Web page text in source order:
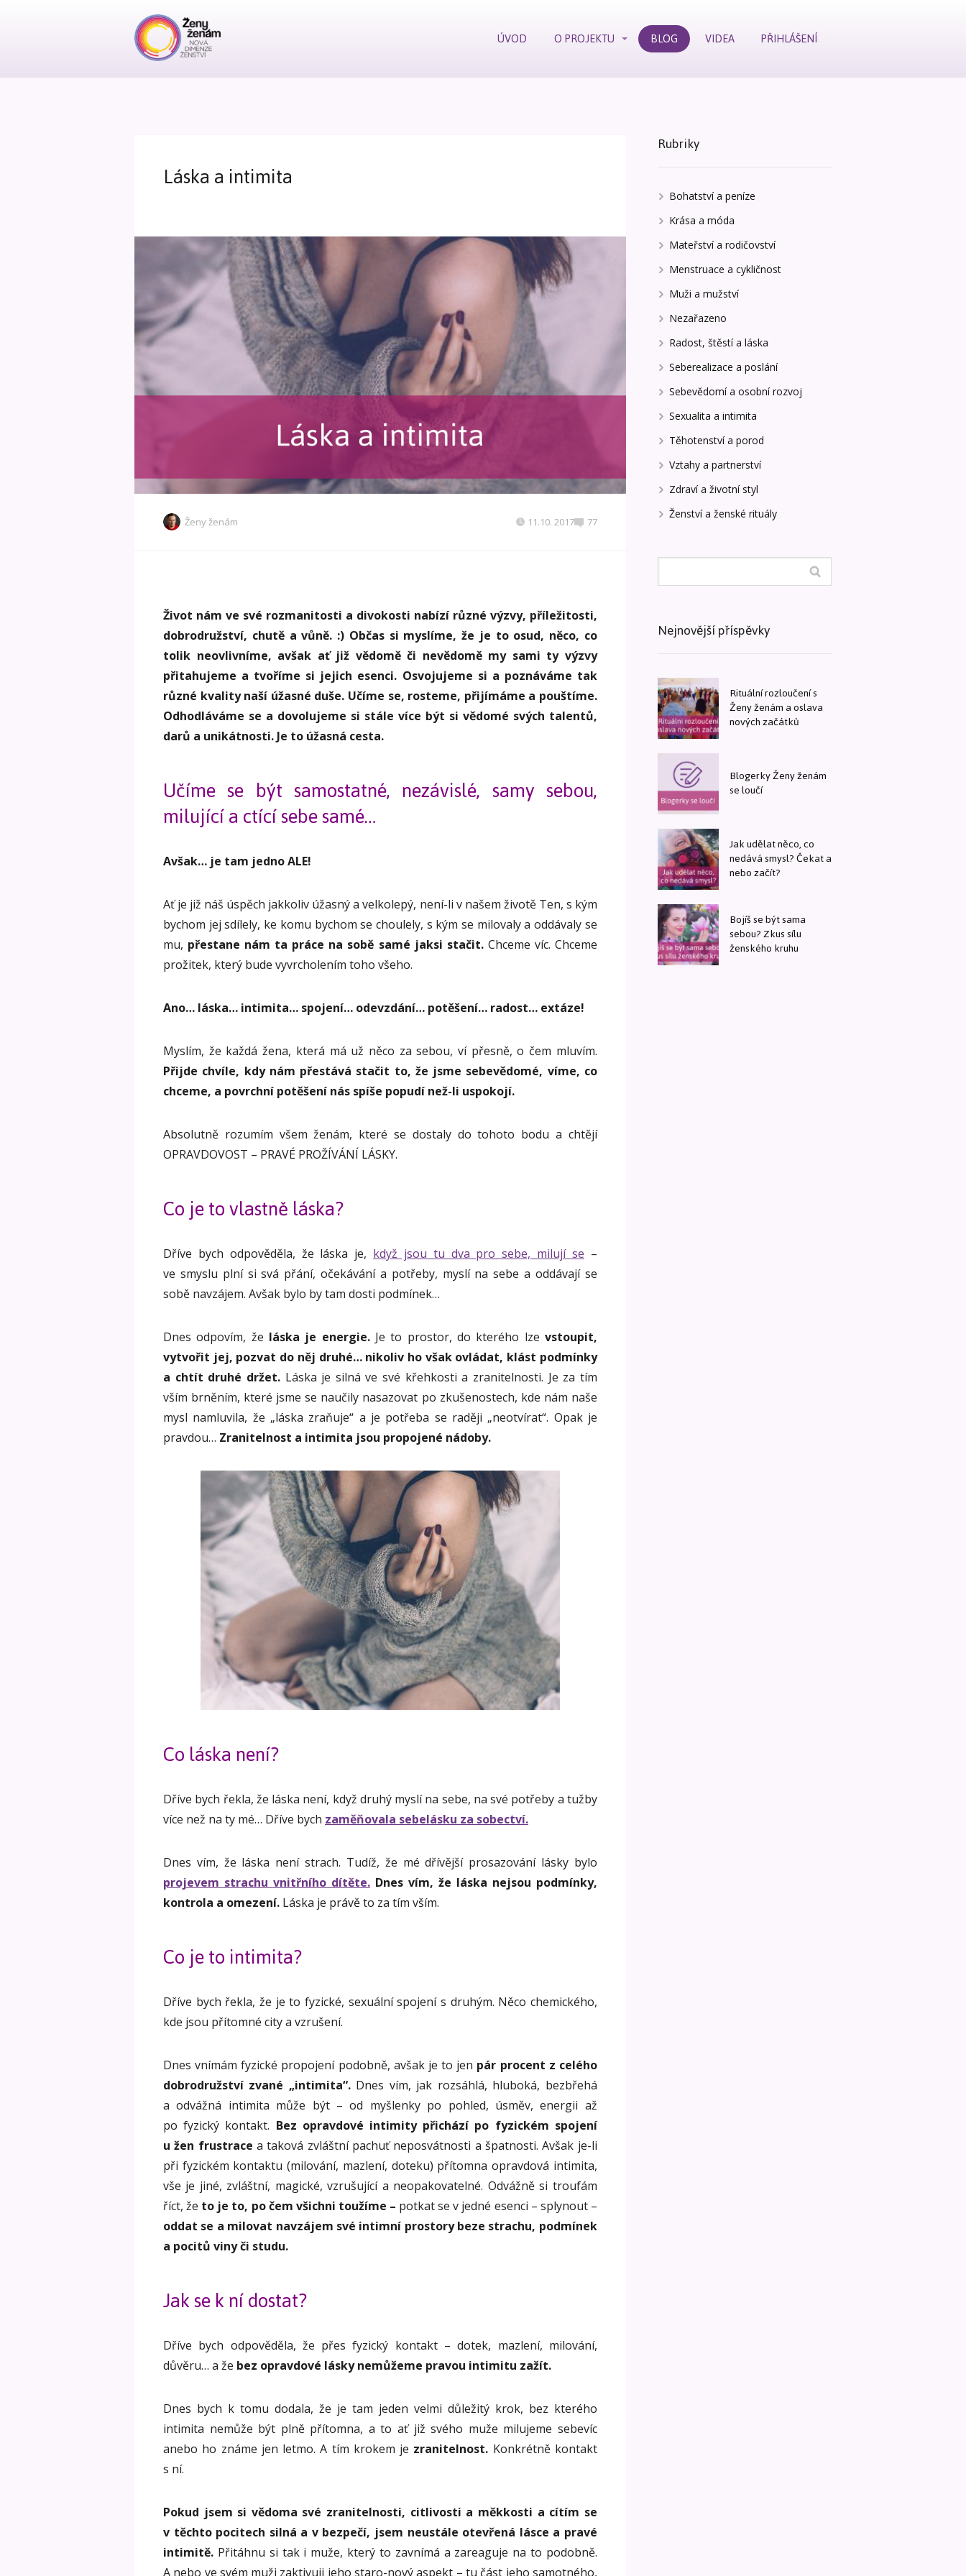
ÚVOD O PROJEKTU BLOG VIDEA PŘIHLÁŠENÍ
Láska a intimita
Ženy ženám 11.10. 2017 77
Život nám ve své rozmanitosti a divokosti nabízí různé výzvy, příležitosti,
dobrodružství, chutě a vůně. :) Občas si myslíme, že je to osud, něco, co
tolik neovlivníme, avšak ať již vědomě či nevědomě my sami ty výzvy
přitahujeme a tvoříme si jejich esenci. Osvojujeme si a poznáváme tak
různé kvality naší úžasné duše. Učíme se, rosteme, přijímáme a pouštíme.
Odhodláváme se a dovolujeme si stále více být si vědomé svých talentů,
darů a unikátnosti. Je to úžasná cesta.
Učíme se být samostatné, nezávislé, samy sebou,
milující a ctící sebe samé…
Avšak… je tam jedno ALE!
Ať je již náš úspěch jakkoliv úžasný a velkolepý, není-li v našem životě Ten, s kým
bychom jej sdílely, ke komu bychom se choulely, s kým se milovaly a oddávaly se
mu, přestane nám ta práce na sobě samé jaksi stačit.Chceme víc. Chceme
prožitek, který bude vyvrcholením toho všeho.
Ano… láska… intimita… spojení… odevzdání… potěšení… radost… extáze!
Myslím, že každá žena, která má už něco za sebou, ví přesně, o čem mluvím.
Přijde chvíle, kdy nám přestává stačit to, že jsme sebevědomé, víme, co
chceme, a povrchní potěšení nás spíše popudí než-li uspokojí.
Absolutně rozumím všem ženám, které se dostaly do tohoto bodu a chtějí
OPRAVDOVOST – PRAVÉ PROŽÍVÁNÍ LÁSKY.
Co je to vlastně láska?
Dříve bych odpověděla, že láska je, když jsou tu dva pro sebe, milují se –
ve smyslu plní si svá přání, očekávání a potřeby, myslí na sebe a oddávají se
sobě navzájem. Avšak bylo by tam dosti podmínek…
Dnes odpovím, že láska je energie.Je to prostor, do kterého lze vstoupit,
vytvořit jej, pozvat do něj druhé… nikoliv ho však ovládat, klást podmínky
a chtít druhé držet.Láska je silná ve své křehkosti a zranitelnosti. Je za tím
vším brněním, které jsme se naučily nasazovat po zkušenostech, kde nám naše
mysl namluvila, že „láska zraňuje“ a je potřeba se raději „neotvírat“. Opak je
pravdou… Zranitelnost a intimita jsou propojené nádoby.
Co láska není?
Dříve bych řekla, že láska není, když druhý myslí na sebe, na své potřeby a tužby
více než na ty mé… Dříve bych zaměňovala sebelásku za sobectví.
Dnes vím, že láska není strach. Tudíž, že mé dřívější prosazování lásky bylo
projevem strachu vnitřního dítěte. Dnes vím, že láska nejsou podmínky,
kontrola a omezení. Láska je právě to za tím vším.
Co je to intimita?
Dříve bych řekla, že je to fyzické, sexuální spojení s druhým. Něco chemického,
kde jsou přítomné city a vzrušení.
Dnes vnímám fyzické propojení podobně, avšak je to jen pár procent z celého
dobrodružství zvané „intimita“.Dnes vím, jak rozsáhlá, hluboká, bezbřehá
a odvážná intimita může být – od myšlenky po pohled, úsměv, energii až
po fyzický kontakt. Bez opravdové intimity přichází po fyzickém spojení
u žen frustrace a taková zvláštní pachuť neposvátnosti a špatnosti. Avšak je-li
při fyzickém kontaktu (milování, mazlení, doteku) přítomna opravdová intimita,
vše je jiné, zvláštní, magické, vzrušující a neopakovatelné. Odvážně si troufám
říct, že to je to, po čem všichni toužíme – potkat se v jedné esenci – splynout –
oddat se a milovat navzájem své intimní prostory beze strachu, podmínek
a pocitů viny či studu.
Jak se k ní dostat?
Dříve bych odpověděla, že přes fyzický kontakt – dotek, mazlení, milování,
důvěru… a že bez opravdové lásky nemůžeme pravou intimitu zažít.
Dnes bych k tomu dodala, že je tam jeden velmi důležitý krok, bez kterého
intimita nemůže být plně přítomna, a to ať již svého muže milujeme sebevíc
anebo ho známe jen letmo. A tím krokem je zranitelnost. Konkrétně kontakt
s ní.
Pokud jsem si vědoma své zranitelnosti, citlivosti a měkkosti a cítím se
v těchto pocitech silná a v bezpečí, jsem neustále otevřená lásce a pravé
intimitě. Přitáhnu si tak i muže, který to zavnímá a zareaguje na to podobně.
A nebo ve svém muži zaktivuji jeho staro-nový aspekt – tu část jeho samotného,
Rubriky
Bohatství a peníze
Krása a móda
Mateřství a rodičovství
Menstruace a cykličnost
Muži a mužství
Nezařazeno
Radost, štěstí a láska
Seberealizace a poslání
Sebevědomí a osobní rozvoj
Sexualita a intimita
Těhotenství a porod
Vztahy a partnerství
Zdraví a životní styl
Ženství a ženské rituály
Nejnovější příspěvky
Rituální rozloučení s
Ženy ženám a oslava
nových začátků
Blogerky Ženy ženám
se loučí
Jak udělat něco, co
nedává smysl? Čekat a
nebo začít?
Bojíš se být sama
sebou? Zkus sílu
ženského kruhu